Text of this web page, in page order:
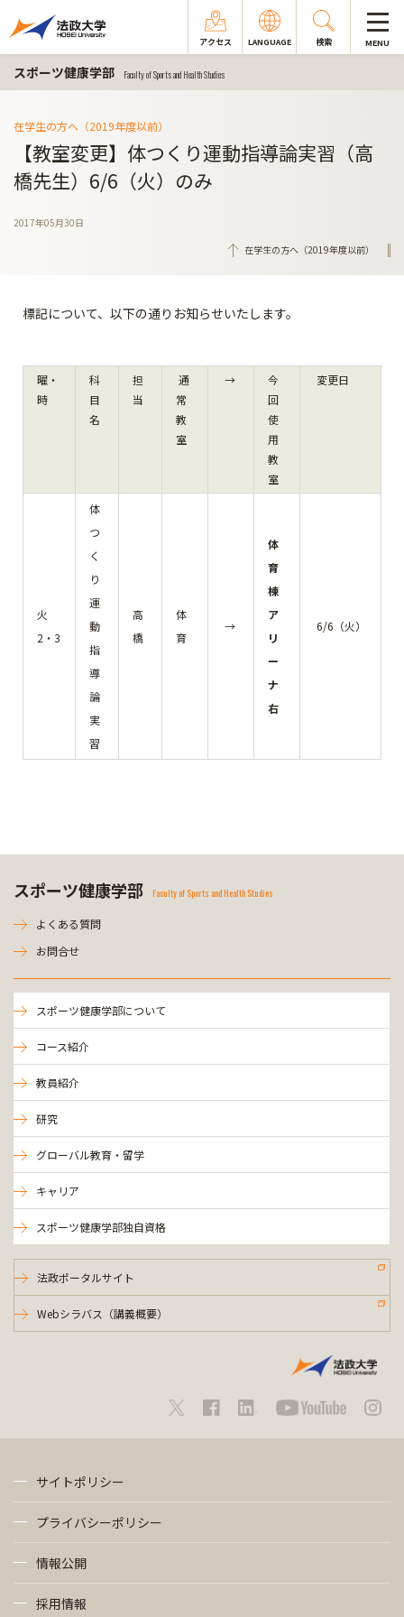
アクセス LANGUAGE 検索 MENU
スポーツ健康学部 Faculty of Sports and Health Studies
在学生の方へ（2019年度以前）
【教室変更】体つくり運動指導論実習（高
橋先生）6/6（火）のみ
2017年05月30日
在学生の方へ（2019年度以前）
標記について、以下の通りお知らせいたします。
曜・
時
科
目
名
担
当
通
常
教
室
→
今
回
使
用
教
室
変更日
火
2・3
体
つ
く
り
運
動
指
導
論
実
習
高
橋
体
育
→
体
育
棟
ア
リ
ー
ナ
右
6/6（火）
スポーツ健康学部 Faculty of Sports and Health Studies
よくある質問
お問合せ
スポーツ健康学部について
コース紹介
教員紹介
研究
グローバル教育・留学
キャリア
スポーツ健康学部独自資格
法政ポータルサイト
Webシラバス（講義概要）
サイトポリシー
プライバシーポリシー
情報公開
採用情報